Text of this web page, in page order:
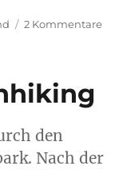
2 Kommentarezu
den
Nach der